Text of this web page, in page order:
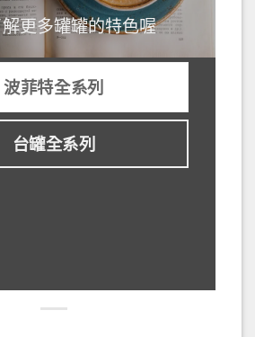
更多罐罐的特色喔
波菲特全系列
台罐全系列